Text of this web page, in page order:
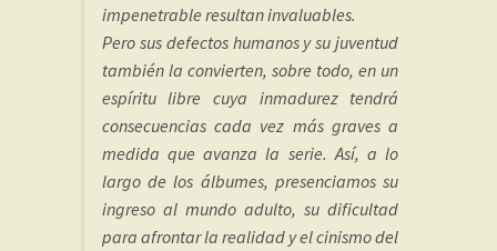
impenetrable resultan invaluables.
Pero sus defectos humanos y su juventud
también la convierten, sobre todo, en un
espíritu libre cuya inmadurez tendrá
consecuencias cada vez más graves a
medida que avanza la serie. Así, a lo
largo de los álbumes, presenciamos su
ingreso al mundo adulto, su dificultad
para afrontar la realidad y el cinismo del